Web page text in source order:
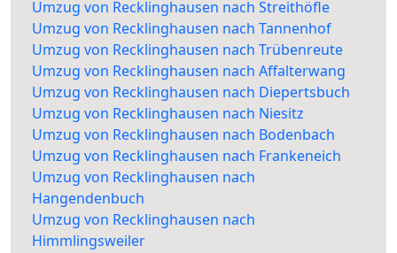
Umzug von Recklinghausen nach Streithöfle
Umzug von Recklinghausen nach Tannenhof
Umzug von Recklinghausen nach Trübenreute
Umzug von Recklinghausen nach Affalterwang
Umzug von Recklinghausen nach Diepertsbuch
Umzug von Recklinghausen nach Niesitz
Umzug von Recklinghausen nach Bodenbach
Umzug von Recklinghausen nach Frankeneich
Umzug von Recklinghausen nach
Hangendenbuch
Umzug von Recklinghausen nach
Himmlingsweiler